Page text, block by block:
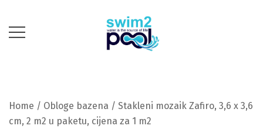
content
Home / Obloge bazena / Stakleni mozaik Zafiro, 3,6 x 3,6
cm, 2 m2 u paketu, cijena za 1 m2